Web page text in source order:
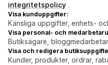
integritetspolicy .
Visa kunduppgifter:
Känsliga uppgifter, enhets-
Visa personal- och
Butiksägare,
Visa och redigera
Kunder, produkter, ordrar,